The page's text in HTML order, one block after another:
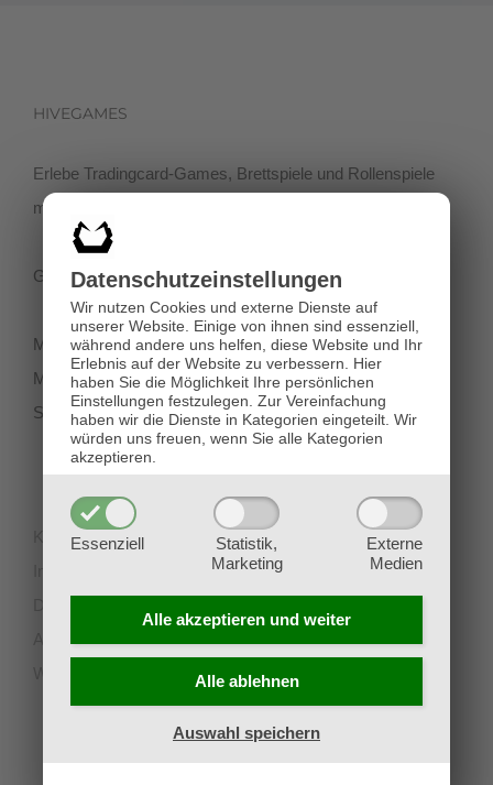
Datenschutz­einstellungen
Wir nutzen Cookies und externe Dienste auf
unserer Website. Einige von ihnen sind essenziell,
während andere uns helfen, diese Website und Ihr
Erlebnis auf der Website zu verbessern. Hier
haben Sie die Möglichkeit Ihre persönlichen
Einstellungen festzulegen. Zur Vereinfachung
haben wir die Dienste in Kategorien eingeteilt. Wir
würden uns freuen, wenn Sie alle Kategorien
akzeptieren.
Essenziell
Statistik,
Marketing
Externe
Medien
Alle akzeptieren und weiter
Alle ablehnen
Auswahl speichern
HIVEGAMES
Erlebe Tradingcard-Games, Brettspiele und Rollenspiele
mit einer netten Community in der Klagenfurter Innenstadt!
Getreidegasse 3, 9020 Klagenfurt
Montag-Dienstag 11:00 - 18:00
Mittwoch-Freitag 11:00-19:00
Samstag 12:00 - 18:00
Kontakt